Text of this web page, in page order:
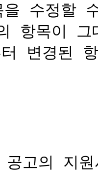
수정할
항목이
변경된
공고의 지